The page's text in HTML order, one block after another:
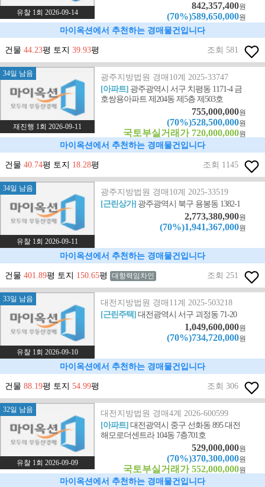
유찰 1회 2026-09-14
842,357,400원
(70%)589,650,000원
마이옥션에서 추천하는 경매물건입니다
건물 44.23평 토지 39.93평 조회 581
34일 남음
재진행 1회 2026-09-11
광주지방법원 경매10계 2025-33747
[아파트] 광주광역시 서구 치평동 1171-4 금
호쌍용아파트 제204동 제5층 제503호
755,000,000원
(70%)528,500,000원
국토부실거래가 720,000,000원
마이옥션에서 추천하는 경매물건입니다
건물 40.74평 토지 18.28평 조회 1145
34일 남음
유찰 1회 2026-09-11
광주지방법원 경매10계 2025-33519
[근린상가] 광주광역시 북구 용봉동 1382-1
2,773,380,900원
(70%)1,941,367,000원
마이옥션에서 추천하는 경매물건입니다
건물 401.89평 토지 150.65평 대항력임차인 조회 251
33일 남음
유찰 1회 2026-09-10
대전지방법원 경매11계 2025-503218
[근린주택]대전광역시 서구 괴정동 71-20
1,049,600,000원
(70%)734,720,000원
마이옥션에서 추천하는 경매물건입니다
건물 88.19평 토지 54.99평 조회 306
32일 남음
유찰 1회 2026-09-09
대전지방법원 경매4계 2026-600599
[아파트]대전광역시 중구 선화동 895 대전
해모로더센트라 104동 7층701호
529,000,000원
(70%)370,300,000원
국토부실거래가 552,000,000원
마이옥션에서 추천하는 경매물건입니다